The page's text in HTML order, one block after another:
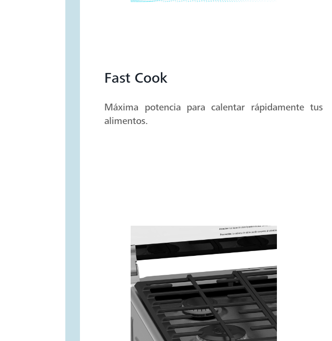
Fast Cook
Máxima potencia para calentar rápidamente tus
alimentos.